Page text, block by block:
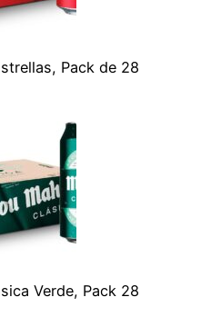
Pack de 28
Verde, Pack 28